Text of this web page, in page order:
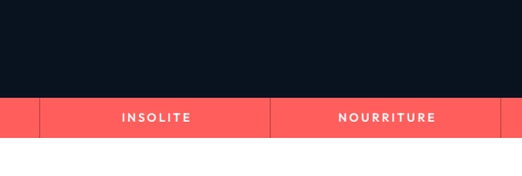
INSOLITE NOURRITURE